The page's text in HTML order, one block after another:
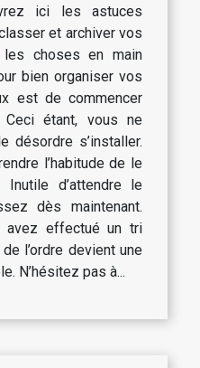
ici les astuces
et archiver vos
les choses en main
bien organiser vos
est de commencer
étant, vous ne
désordre s’installer.
l’habitude de le
Inutile d’attendre le
dès maintenant.
effectué un tri
l’ordre devient une
N’hésitez pas à...